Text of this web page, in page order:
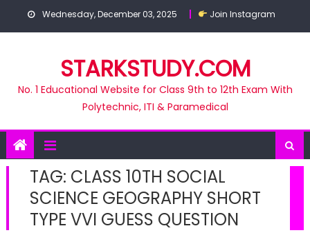
Wednesday, December 03, 2025 Join Instagram
STARKSTUDY.COM
No. 1 Educational Website for Class 9th to 12th Exam With
Polytechnic, ITI & Paramedical
TAG: CLASS 10TH SOCIAL
SCIENCE GEOGRAPHY SHORT
TYPE VVI GUESS QUESTION